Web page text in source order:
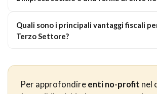
Quali sono i principali vantaggi fiscali
Terzo Settore?
Per approfondireenti no-profit nel